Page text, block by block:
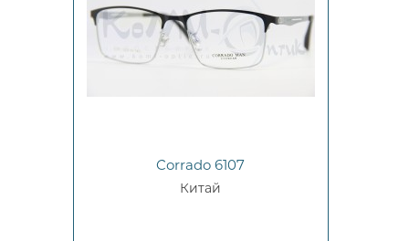
Corrado 6107
Китай